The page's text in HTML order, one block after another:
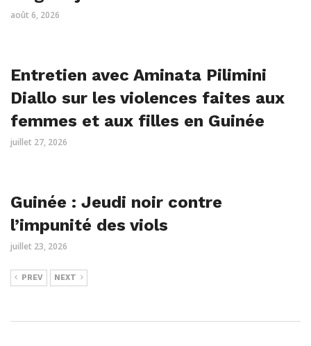
août 6, 2026
Entretien avec Aminata Pilimini
Diallo sur les violences faites aux
femmes et aux filles en Guinée
juillet 27, 2026
Guinée : Jeudi noir contre
l’impunité des viols
juillet 23, 2026
PREV NEXT